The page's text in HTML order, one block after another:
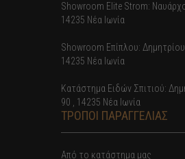
Showroom Elite Strom:
14235 Νέα Ιωνία
Showroom Επίπλου: Δημητρίου
14235 Νέα Ιωνία
Κατάστημα Ειδών Σπιτιού:
90 , 14235 Νέα Ιωνία
ΤΡΟΠΟΙ ΠΑΡΑΓΓΕΛΙΑΣ
Από το κατάστημα μας